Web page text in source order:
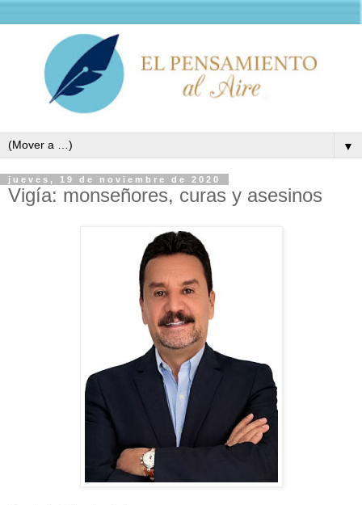
▼
jueves, 19 de noviembre de 2020
Vigía: monseñores, curas y asesinos